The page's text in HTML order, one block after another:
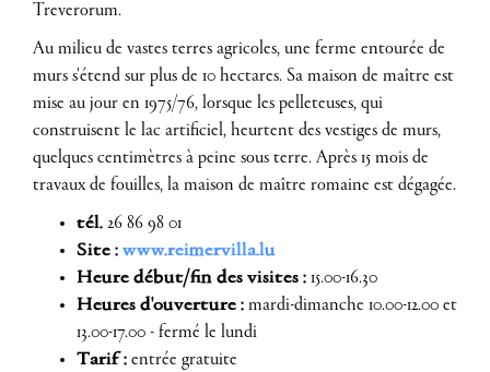
Treverorum.
Au milieu de vastes terres agricoles, une ferme entourée de
murs s'étend sur plus de 10 hectares. Sa maison de maître est
mise au jour en 1975/76, lorsque les pelleteuses, qui
construisent le lac artificiel, heurtent des vestiges de murs,
quelques centimètres à peine sous terre. Après 15 mois de
travaux de fouilles, la maison de maître romaine est dégagée.
tél. 26 86 98 01
Site : www.reimervilla.lu
Heure début/fin des visites : 15.00-16.30
Heures d'ouverture : mardi-dimanche 10.00-12.00 et
13.00-17.00 - fermé le lundi
Tarif : entrée gratuite